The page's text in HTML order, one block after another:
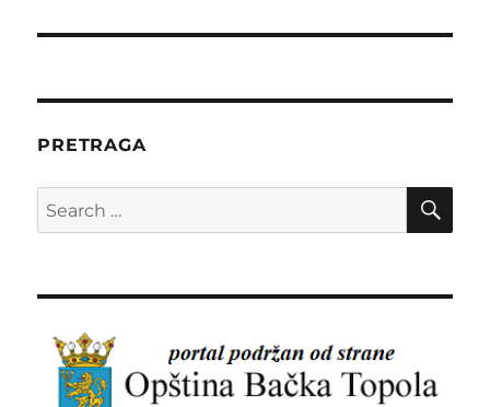
PRETRAGA
Search
for: